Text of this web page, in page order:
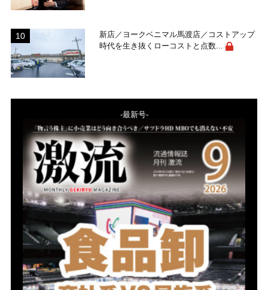
新店／ヨークベニマル馬渡店／コストアップ
時代を生き抜くローコストと点数...
-最新号-